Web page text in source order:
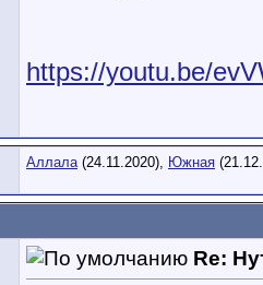
https://youtu.be/
Аллала(24.11.2020), Южная
Re: